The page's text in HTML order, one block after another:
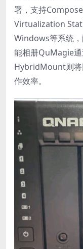
署，支持Compose
Virtualization
Windows等系统
能相册QuMagie通
HybridMount则将
作效率。